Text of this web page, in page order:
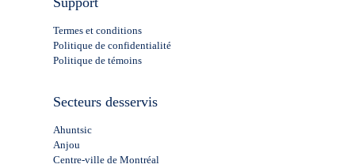
Termes et conditions
Politique de confidentialité
Politique de témoins
Secteurs desservis
Ahuntsic
Anjou
Centre-ville de Montréal